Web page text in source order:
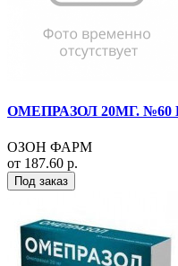
ОМЕПРАЗОЛ 20МГ.
ОЗОН ФАРМ
от 187.60 р.
Под заказ